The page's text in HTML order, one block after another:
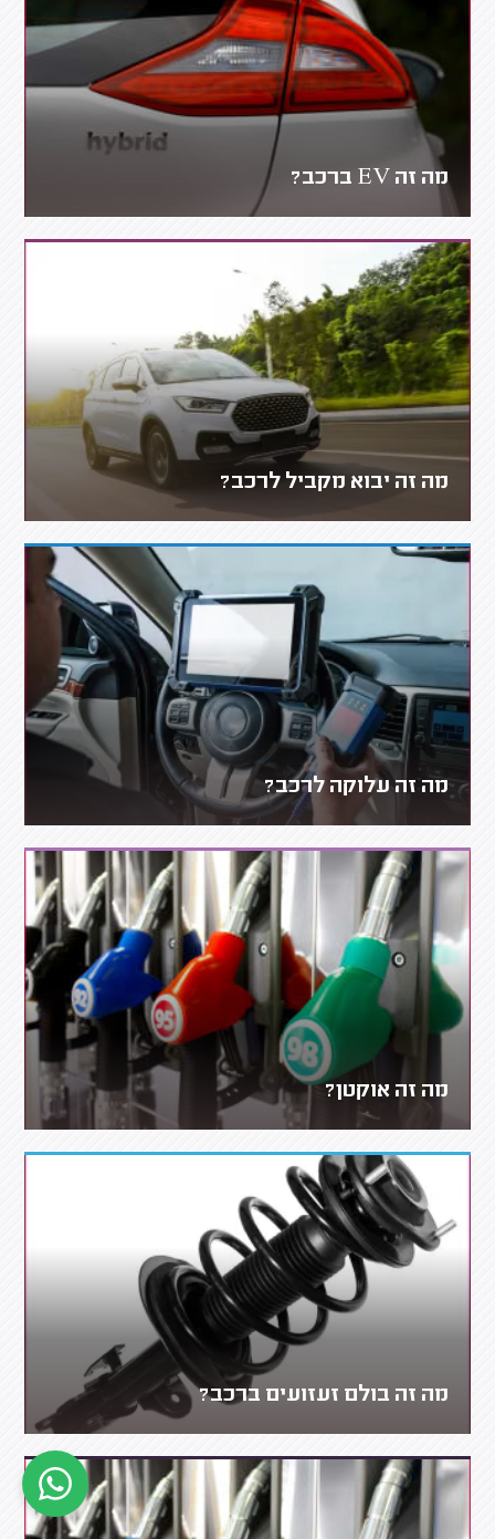
מה זה EV ברכב?
מה זה יבוא מקביל לרכב?
מה זה עלוקה לרכב?
מה זה אוקטן?
מה זה בולם זעזועים ברכב?